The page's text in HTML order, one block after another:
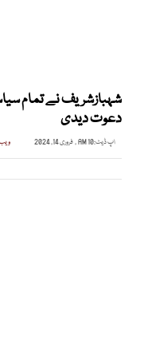
شہبازشریف نے تمام
دعوت دیدی
اپ ڈیٹ:10 AM , فروری 14, 2024